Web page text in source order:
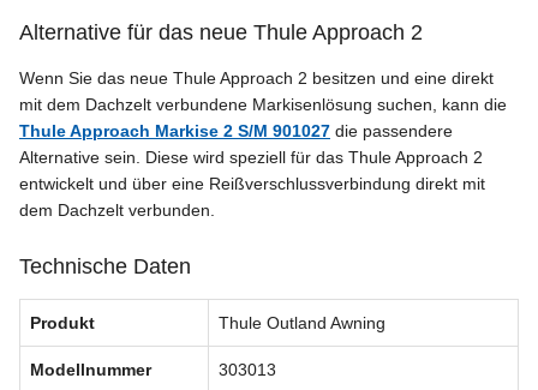
Alternative für das neue Thule Approach 2
Wenn Sie das neue Thule Approach 2 besitzen und eine direkt
mit dem Dachzelt verbundene Markisenlösung suchen, kann die
Thule Approach Markise 2 S/M 901027 die passendere
Alternative sein. Diese wird speziell für das Thule Approach 2
entwickelt und über eine Reißverschlussverbindung direkt mit
dem Dachzelt verbunden.
Technische Daten
Produkt Thule Outland Awning
Modellnummer 303013